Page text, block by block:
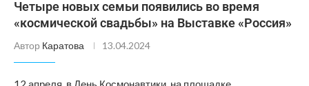
Четыре новых семьи появились во время
«космической свадьбы» на Выставке «Россия»
Автор Каратова 13.04.2024